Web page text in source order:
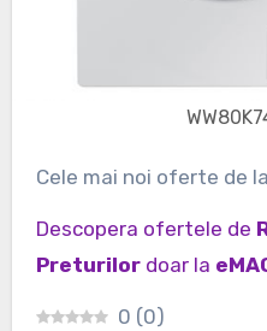
Cele mai noi oferte de
Descopera ofertele de
Preturilor doar la
0 (0)